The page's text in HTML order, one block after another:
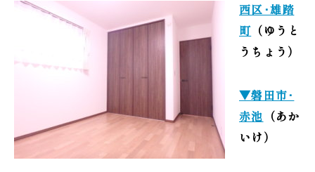
西区･雄踏
町 （ゆうと
うちょう）
▼磐田市･
赤池 （あか
いけ）